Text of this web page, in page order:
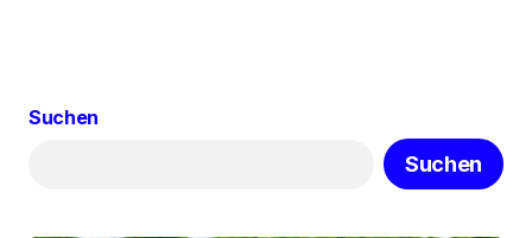
Suchen
Suchen